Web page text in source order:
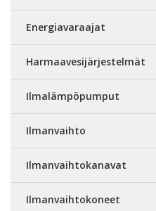
Energiavaraajat
Harmaavesijärjestelmät
Ilmalämpöpumput
Ilmanvaihto
Ilmanvaihtokanavat
Ilmanvaihtokoneet